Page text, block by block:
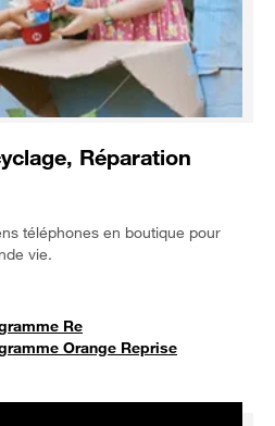
Réparation
téléphones en boutique pour
vie.
Re
Orange Reprise